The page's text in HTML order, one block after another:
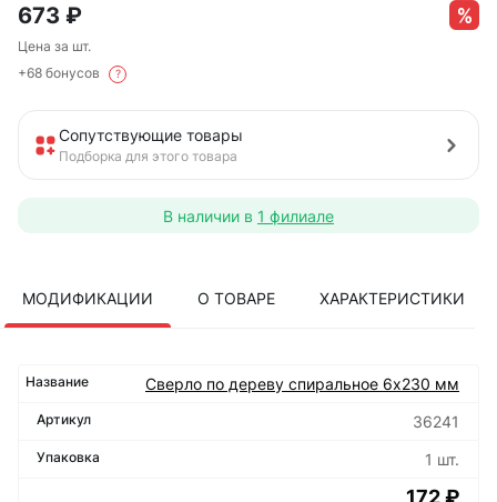
673 ₽
Цена за шт.
+68 бонусов
?
Сопутствующие товары
Подборка для этого товара
В наличии в 1 филиале
МОДИФИКАЦИИ О ТОВАРЕ ХАРАКТЕРИСТИКИ
Сверло по дереву спиральное 6х230 мм
36241
1 шт.
172 ₽